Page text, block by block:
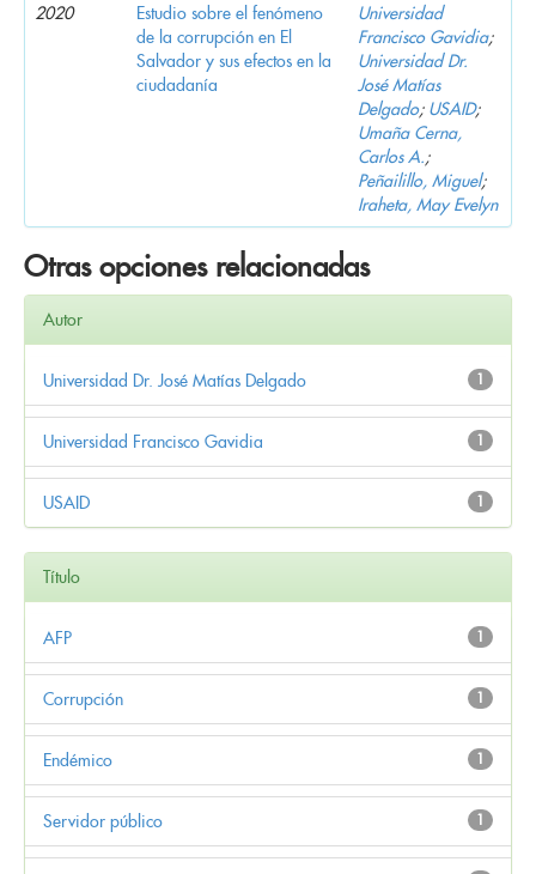
2020
Estudio sobre el fenómeno
de la corrupción en El
Salvador y sus efectos en la
ciudadanía
Universidad
Francisco Gavidia;
Universidad Dr.
José Matías
Delgado; USAID;
Umaña Cerna,
Carlos A.;
Peñailillo, Miguel;
Iraheta, May Evelyn
Otras opciones relacionadas
Autor
1
Universidad Dr. José Matías Delgado
1
Universidad Francisco Gavidia
1
USAID
Título
1
AFP
1
Corrupción
1
Endémico
1
Servidor público